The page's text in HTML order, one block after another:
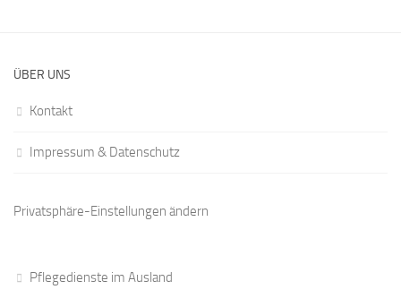
ÜBER UNS
Kontakt
Impressum & Datenschutz
Privatsphäre-Einstellungen ändern
Pflegedienste im Ausland